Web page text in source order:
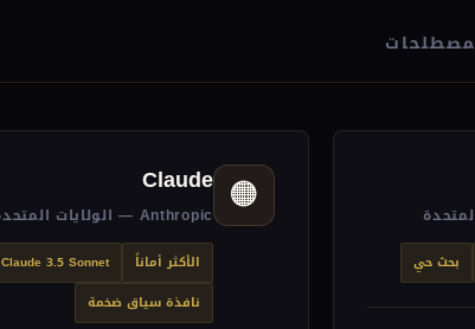
بحث حي
🟠
Claude
Anthropic — الولايات المتحدة
الأكثر أماناً
Claude 3.5 Sonnet
نافذة سياق ضخمة